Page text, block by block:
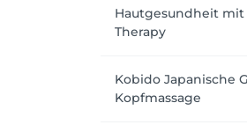
Hautgesundheit
Therapy
Kobido Japanische
Kopfmassage